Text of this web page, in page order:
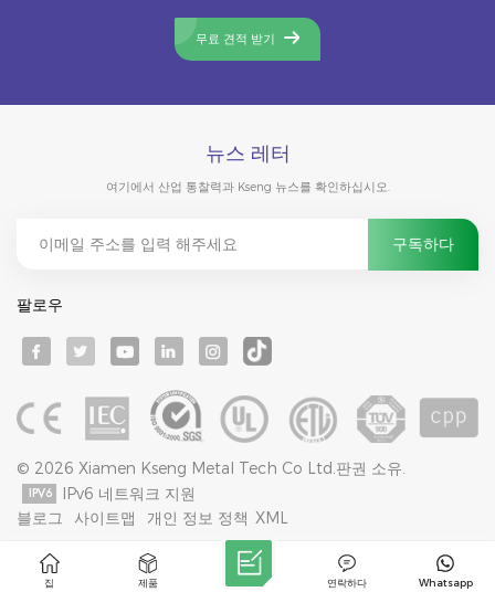
무료 견적 받기
뉴스 레터
여기에서 산업 통찰력과 Kseng 뉴스를 확인하십시오.
팔로우
© 2026 Xiamen Kseng Metal Tech Co Ltd.판권 소유.
IPv6 네트워크 지원
블로그
사이트맵 개인 정보 정책 XML
집 제품 Whatsapp
연락하다